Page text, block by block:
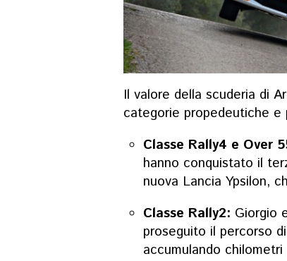
Il valore della scuderia di
categorie propedeutiche e
Classe Rally4 e Over
hanno conquistato il
nuova Lancia Ypsilon,
Classe Rally2: Giorgio
proseguito il percorso
accumulando